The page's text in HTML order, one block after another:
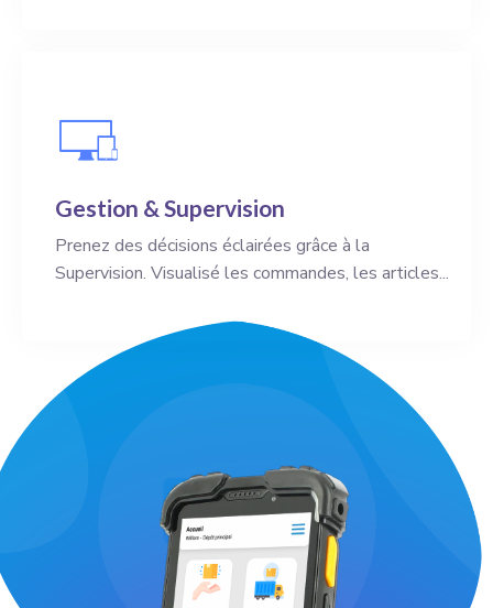
Gestion & Supervision
Prenez des décisions éclairées grâce à la
Supervision. Visualisé les commandes, les articles...